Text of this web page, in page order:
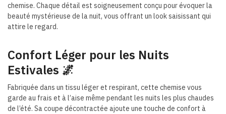
chemise. Chaque détail est soigneusement conçu pour évoquer la
beauté mystérieuse de la nuit, vous offrant un look saisissant qui
attire le regard.
Confort Léger pour les Nuits
Estivales 🌌
Fabriquée dans un tissu léger et respirant, cette chemise vous
garde au frais et à l’aise même pendant les nuits les plus chaudes
de l’été. Sa coupe décontractée ajoute une touche de confort à